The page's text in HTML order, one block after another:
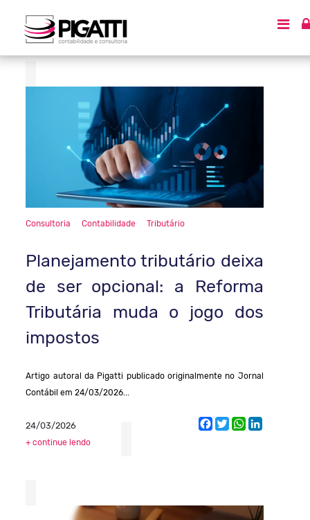
/blog/category/
Consultoria Contabilidade Tributário
Planejamento tributário deixa
de ser opcional: a Reforma
Tributária muda o jogo dos
impostos
Artigo autoral da Pigatti publicado originalmente no Jornal
Contábil em 24/03/2026...
24/03/2026
+ continue lendo
Facebook
TwitterWhatsApp
LinkedIn